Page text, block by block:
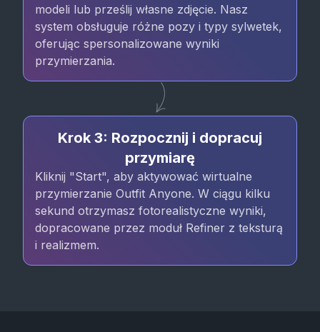
modeli lub prześlij własne zdjęcie. Nasz
system obsługuje różne pozy i typy sylwetek,
oferując spersonalizowane wyniki
przymierzania.
Krok 3: Rozpocznij i dopracuj
przymiarę
Kliknij "Start", aby aktywować wirtualne
przymierzanie Outfit Anyone. W ciągu kilku
sekund otrzymasz fotorealistyczne wyniki,
dopracowane przez moduł Refiner z teksturą
i realizmem.